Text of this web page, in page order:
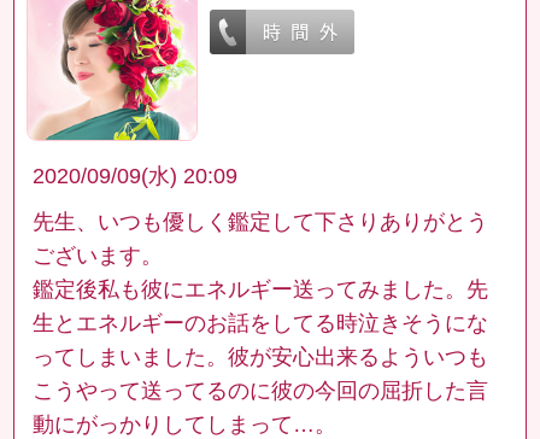
2020/09/09(水) 20:09
先生、いつも優しく鑑定して下さりありがとう
ございます。
鑑定後私も彼にエネルギー送ってみました。先
生とエネルギーのお話をしてる時泣きそうにな
ってしまいました。彼が安心出来るよういつも
こうやって送ってるのに彼の今回の屈折した言
動にがっかりしてしまって…。